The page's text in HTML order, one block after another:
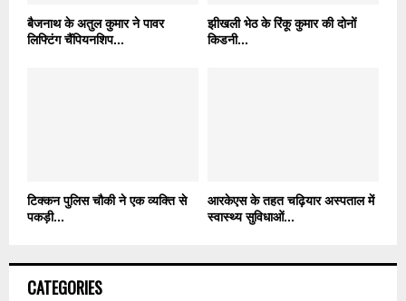
बैजनाथ के अतुल कुमार ने पावर
लिफ्टिंग चैंपियनशिप...
झीखली भेठ के रिंकू कुमार की दोनों
किडनी...
टिक्कन पुलिस चौकी ने एक व्यक्ति से
पकड़ी...
आरकेएस के तहत चढ़ियार अस्पताल में
स्वास्थ्य सुविधाओं...
CATEGORIES